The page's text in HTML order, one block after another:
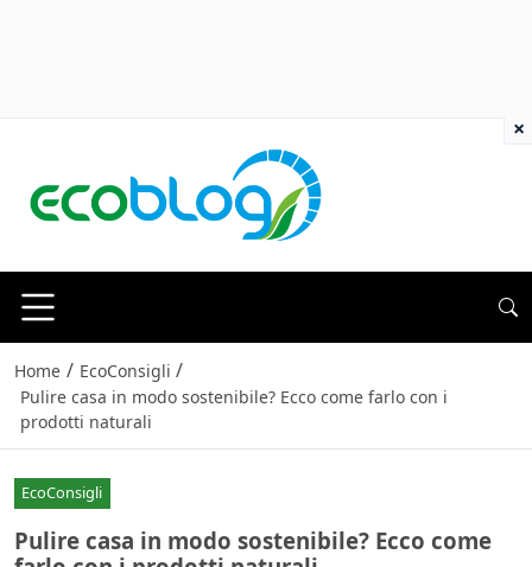
Home / EcoConsigli /
Pulire casa in modo sostenibile? Ecco come farlo con i
prodotti naturali
EcoConsigli
Pulire casa in modo sostenibile? Ecco come
×